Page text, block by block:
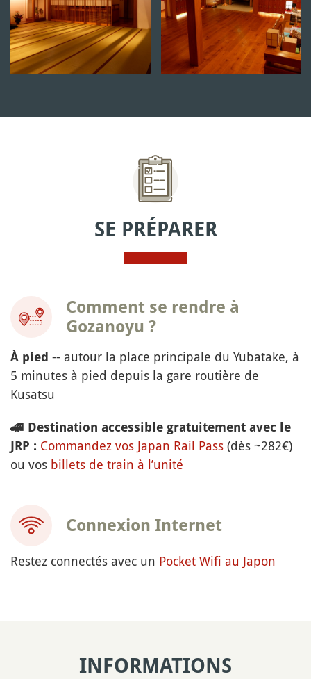
SE PRÉPARER
Comment se rendre à
Gozanoyu ?
À pied -- autour la place principale du Yubatake, à
5 minutes à pied depuis la gare routière de
Kusatsu
🚄 Destination accessible gratuitement avec le
JRP : Commandez vos Japan Rail Pass (dès ~282€)
ou vos billets de train à l’unité
Connexion Internet
Restez connectés avec un Pocket Wifi au Japon
INFORMATIONS